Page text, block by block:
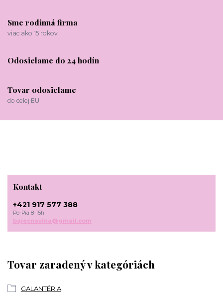
Sme rodinná firma
viac ako 15 rokov
Odosielame do 24 hodín
Tovar odosielame
do celej EU
Tovar zaradený v kategóriách
GALANTÉRIA
Kontakt
+421 917 577 388
Po-Pia 8-15h
bajecnavlna@gmail.com